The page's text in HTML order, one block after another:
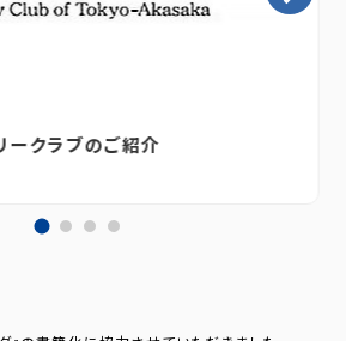
ークラブのご紹介